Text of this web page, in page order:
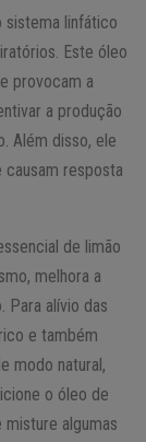
sistema linfático
Este óleo
provocam a
a produção
Além disso, ele
causam resposta
de limão
melhora a
Para alívio das
e também
modo natural,
o óleo de
algumas